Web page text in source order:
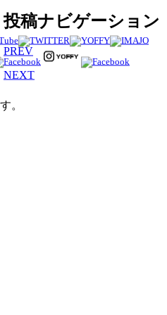
。
投稿ナビゲーション
PREV
NEXT